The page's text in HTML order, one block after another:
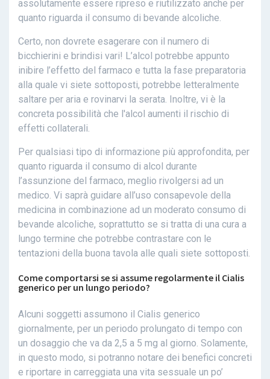
assolutamente essere ripreso e riutilizzato anche per
quanto riguarda il consumo di bevande alcoliche.
Certo, non dovrete esagerare con il numero di
bicchierini e brindisi vari! L’alcol potrebbe appunto
inibire l’effetto del farmaco e tutta la fase preparatoria
alla quale vi siete sottoposti, potrebbe letteralmente
saltare per aria e rovinarvi la serata. Inoltre, vi è la
concreta possibilità che l'alcol aumenti il rischio di
effetti collaterali.
Per qualsiasi tipo di informazione più approfondita, per
quanto riguarda il consumo di alcol durante
l’assunzione del farmaco, meglio rivolgersi ad un
medico. Vi saprà guidare all’uso consapevole della
medicina in combinazione ad un moderato consumo di
bevande alcoliche, soprattutto se si tratta di una cura a
lungo termine che potrebbe contrastare con le
tentazioni della buona tavola alle quali siete sottoposti.
Come comportarsi se si assume regolarmente il Cialis
generico per un lungo periodo?
Alcuni soggetti assumono il Cialis generico
giornalmente, per un periodo prolungato di tempo con
un dosaggio che va da 2,5 a 5 mg al giorno. Solamente,
in questo modo, si potranno notare dei benefici concreti
e riportare in carreggiata una vita sessuale un po’